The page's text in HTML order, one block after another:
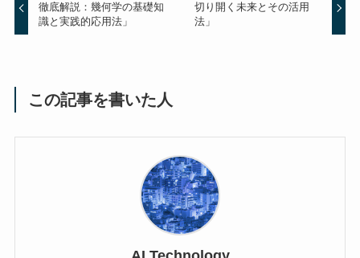
徹底解説：幾何学の基礎知
識と実践的応用法」
切り開く未来とその活用
法」
この記事を書いた人